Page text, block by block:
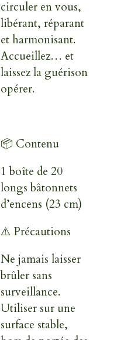
circuler en vous,
libérant, réparant
et harmonisant.
Accueillez… et
laissez la guérison
opérer.
📦 Contenu
1 boîte de 20
longs bâtonnets
d’encens (23 cm)
⚠️ Précautions
Ne jamais laisser
brûler sans
surveillance.
Utiliser sur une
surface stable,